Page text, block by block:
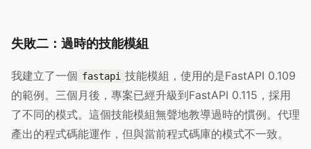
失敗二：過時的技能模組
我建立了一個 fastapi 技能模組，使用的是FastAPI 0.109
的範例。三個月後，專案已經升級到FastAPI 0.115，採用
了不同的模式。這個技能模組無聲地教導過時的慣例。代理
產出的程式碼能運作，但與當前程式碼庫的模式不一致。